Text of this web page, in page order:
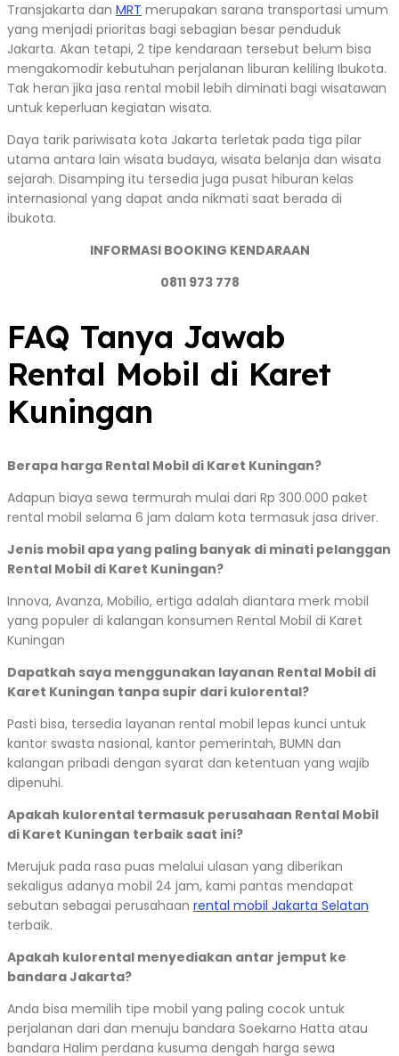
Transjakarta dan MRT merupakan sarana transportasi umum
yang menjadi prioritas bagi sebagian besar penduduk
Jakarta. Akan tetapi, 2 tipe kendaraan tersebut belum bisa
mengakomodir kebutuhan perjalanan liburan keliling Ibukota.
Tak heran jika jasa rental mobil lebih diminati bagi wisatawan
untuk keperluan kegiatan wisata.
Daya tarik pariwisata kota Jakarta terletak pada tiga pilar
utama antara lain wisata budaya, wisata belanja dan wisata
sejarah. Disamping itu tersedia juga pusat hiburan kelas
internasional yang dapat anda nikmati saat berada di
ibukota.
INFORMASI BOOKING KENDARAAN
0811 973 778
FAQ Tanya Jawab
Rental Mobil di Karet
Kuningan
Berapa harga Rental Mobil di Karet Kuningan?
Adapun biaya sewa termurah mulai dari Rp 300.000 paket
rental mobil selama 6 jam dalam kota termasuk jasa driver.
Jenis mobil apa yang paling banyak di minati pelanggan
Rental Mobil di Karet Kuningan?
Innova, Avanza, Mobilio, ertiga adalah diantara merk mobil
yang populer di kalangan konsumen Rental Mobil di Karet
Kuningan
Dapatkah saya menggunakan layanan Rental Mobil di
Karet Kuningan tanpa supir dari kulorental?
Pasti bisa, tersedia layanan rental mobil lepas kunci untuk
kantor swasta nasional, kantor pemerintah, BUMN dan
kalangan pribadi dengan syarat dan ketentuan yang wajib
dipenuhi.
Apakah kulorental termasuk perusahaan Rental Mobil
di Karet Kuningan terbaik saat ini?
Merujuk pada rasa puas melalui ulasan yang diberikan
sekaligus adanya mobil 24 jam, kami pantas mendapat
sebutan sebagai perusahaan rental mobil Jakarta Selatan
terbaik.
Apakah kulorental menyediakan antar jemput ke
bandara Jakarta?
Anda bisa memilih tipe mobil yang paling cocok untuk
perjalanan dari dan menuju bandara Soekarno Hatta atau
bandara Halim perdana kusuma dengah harga sewa